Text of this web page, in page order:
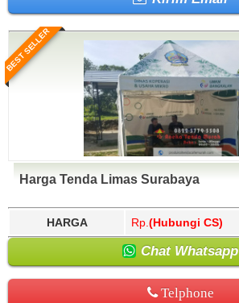
BEST SELLER
Harga Tenda Limas Surabaya
HARGA Rp. (Hubungi CS)
Chat Whatsapp
Telphone